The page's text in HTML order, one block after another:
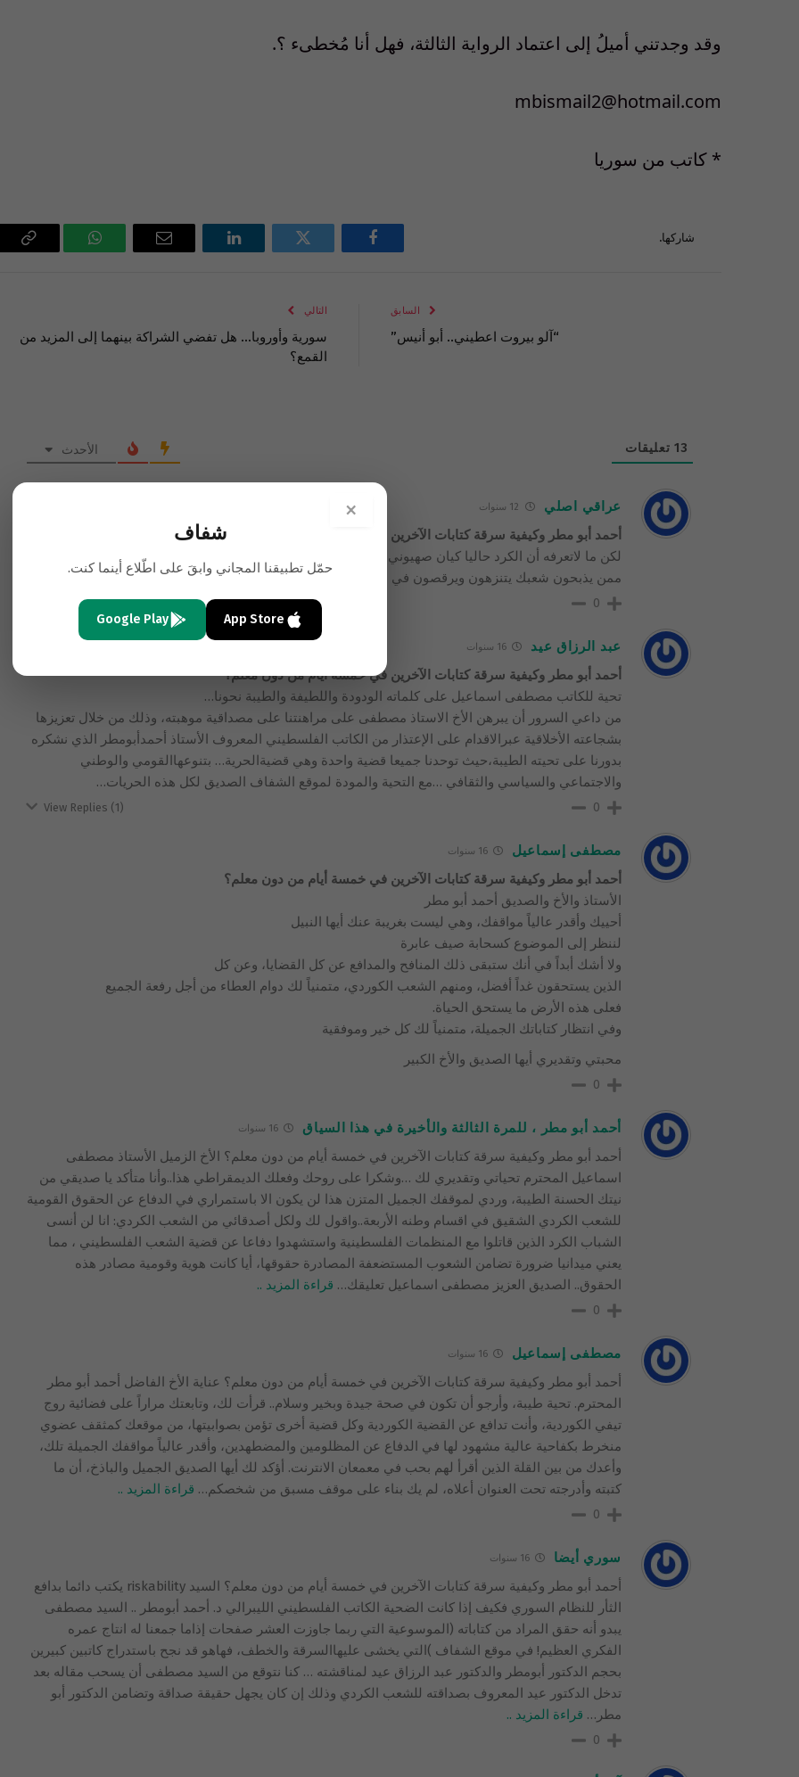
وقد وجدتني أميلُ إلى اعتماد الرواية الثالثة، فهل أنا مُخطىء ؟.
mbismail2@hotmail.com
* كاتب من سوريا
شاركها.
فيسبوك تويتر لينكدإن
البريد
واتساب
السابق
“آلو بيروت اعطيني.. أبو أنيس”
التالي
سورية وأوروبا… هل تفضي الشراكة بينهما إلى المزيد من
القمع؟
13 تعليقات الأحدث
عراقي اصلي
أحمد أبو مطر وكيفية سرقة كتابات الآخرين في خمسة أيام من دون معلم؟
لكن ما لاتعرفه أن الكرد حاليا كيان صهيوني آخر… يا متأدب… لو تزور شمال العراق ستجد مئات اسرائيليين
ممن يذبحون شعبك يتنزهون ويرقصون في شوارع سليمانية واربيل..
0
عبد الرزاق عيد 16 سنوات
أحمد أبو مطر وكيفية سرقة كتابات الآخرين في خمسة أيام من دون معلم؟
تحية للكاتب مصطفى اسماعيل على كلماته الودودة واللطيفة والطيبة نحونا…
من داعي السرور أن يبرهن الأخ الاستاذ مصطفى على مراهنتنا على مصداقية موهبته، وذلك من خلال تعزيزها
بشجاعته الأخلاقية عبرالاقدام على الإعتذار من الكاتب الفلسطيني المعروف الأستاذ أحمدأبومطر الذي نشكره
بدورنا على تحيته الطيبة،حيث توحدنا جميعا قضية واحدة وهي قضيةالحرية… بتنوعهاالقومي والوطني
والاجتماعي والسياسي والثقافي …مع التحية والمودة لموقع الشفاف الصديق لكل هذه الحريات…
0
View Replies (1)
مصطفى إسماعيل 16 سنوات
أحمد أبو مطر وكيفية سرقة كتابات الآخرين في خمسة أيام من دون معلم؟
الأستاذ والأخ والصديق أحمد أبو مطر
أحييك وأقدر عالياً مواقفك، وهي ليست بغريبة عنك أيها النبيل
لننظر إلى الموضوع كسحابة صيف عابرة
ولا أشك أبداً في أنك ستبقى ذلك المنافح والمدافع عن كل القضايا، وعن كل
الذين يستحقون غداً أفضل، ومنهم الشعب الكوردي، متمنياً لك دوام العطاء من أجل رفعة الجميع
فعلى هذه الأرض ما يستحق الحياة.
وفي انتظار كتاباتك الجميلة، متمنياً لك كل خير وموفقية
محبتي وتقديري أيها الصديق والأخ الكبير
0
أحمد أبو مطر ، للمرة الثالثة والأخيرة في هذا السياق 16 سنوات
أحمد أبو مطر وكيفية سرقة كتابات الآخرين في خمسة أيام من دون معلم؟ الأخ الزميل الأستاذ مصطفى
اسماعيل المحترم تحياتي وتقديري لك …وشكرا على روحك وفعلك الديمقراطي هذا..وأنا متأكد يا صديقي من
نيتك الحسنة الطيبة، وردي لموقفك الجميل المتزن هذا لن يكون الا باستمراري في الدفاع عن الحقوق القومية
للشعب الكردي الشقيق في اقسام وطنه الأربعة..واقول لك ولكل أصدقائي من الشعب الكردي: انا لن أنسى
الشباب الكرد الذين قاتلوا مع المنظمات الفلسطينية واستشهدوا دفاعا عن قضية الشعب الفلسطيني ، مما
يعني ميدانيا ضرورة تضامن الشعوب المستضعفة المصادرة حقوقها، أيا كانت هوية وقومية مصادر هذه
الحقوق.. الصديق العزيز مصطفى اسماعيل تعليقك… قراءة المزيد ..
0
مصطفى إسماعيل 16 سنوات
أحمد أبو مطر وكيفية سرقة كتابات الآخرين في خمسة أيام من دون معلم؟ عناية الأخ الفاضل أحمد أبو مطر
المحترم. تحية طيبة، وأرجو أن تكون في صحة جيدة وبخير وسلام.. قرأت لك، وتابعتك مراراً على فضائية روج
تيفي الكوردية، وأنت تدافع عن القضية الكوردية وكل قضية أخرى تؤمن بصوابيتها، من موقعك كمثقف عضوي
منخرط بكفاحية عالية مشهود لها في الدفاع عن المظلومين والمضطهدين، وأقدر عالياً مواقفك الجميلة تلك،
وأعدك من بين القلة الذين أقرأ لهم بحب في معمعان الانترنت. أؤكد لك أيها الصديق الجميل والباذخ، أن ما
كتبته وأدرجته تحت العنوان أعلاه، لم يك بناء على موقف مسبق من شخصكم … قراءة المزيد ..
0
سوري أيضا 16 سنوات
أحمد أبو مطر وكيفية سرقة كتابات الآخرين في خمسة أيام من دون معلم؟ السيد riskability يكتب دائما بدافع
الثأر للنظام السوري فكيف إذا كانت الضحية الكاتب الفلسطيني الليبرالي د. أحمد أبومطر .. السيد مصطفى
يبدو أنه حقق المراد من كتاباته (الموسوعية التي ربما جاوزت العشر صفحات إذاما جمعنا له انتاج عمره
الفكري العظيم! في موقع الشفاف )التي يخشى عليهاالسرقة والخطف، فهاهو قد نجح باستدراج كاتبين كبيرين
بحجم الدكتور أبومطر والدكتور عبد الرزاق عيد لمناقشته … كنا نتوقع من السيد مصطفى أن يسحب مقاله بعد
تدخل الدكتور عيد المعروف بصداقته للشعب الكردي وذلك إن كان يجهل حقيقة صداقة وتضامن الدكتور أبو
مطر … قراءة المزيد ..
0
×
شفاف
حمّل تطبيقنا المجاني وابقَ على اطّلاع أينما كنت.
App Store
Google Play